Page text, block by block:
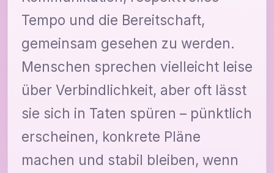
Tempo und die Bereitschaft,
gemeinsam gesehen zu werden.
Menschen sprechen vielleicht leise
über Verbindlichkeit, aber oft lässt
sie sich in Taten spüren – pünktlich
erscheinen, konkrete Pläne
machen und stabil bleiben, wenn